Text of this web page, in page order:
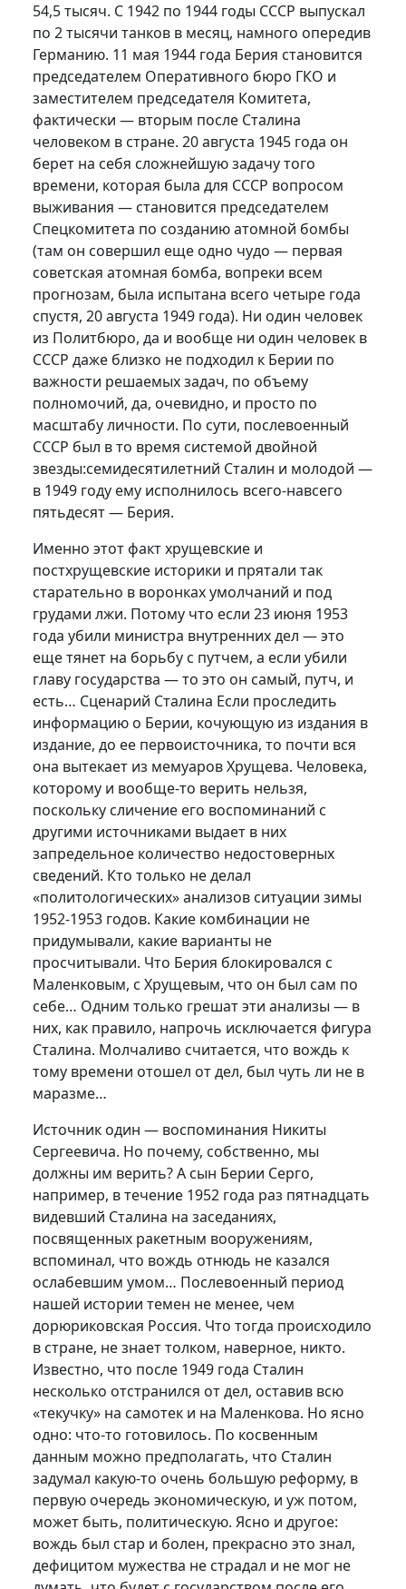
54,5 тысяч. С 1942 по 1944 годы СССР выпускал
по 2 тысячи танков в месяц, намного опередив
Германию. 11 мая 1944 года Берия становится
председателем Оперативного бюро ГКО и
заместителем председателя Комитета,
фактически — вторым после Сталина
человеком в стране. 20 августа 1945 года он
берет на себя сложнейшую задачу того
времени, которая была для СССР вопросом
выживания — становится председателем
Спецкомитета по созданию атомной бомбы
(там он совершил еще одно чудо — первая
советская атомная бомба, вопреки всем
прогнозам, была испытана всего четыре года
спустя, 20 августа 1949 года). Ни один человек
из Политбюро, да и вообще ни один человек в
СССР даже близко не подходил к Берии по
важности решаемых задач, по объему
полномочий, да, очевидно, и просто по
масштабу личности. По сути, послевоенный
СССР был в то время системой двойной
звезды:семидесятилетний Сталин и молодой —
в 1949 году ему исполнилось всего-навсего
пятьдесят — Берия.
Именно этот факт хрущевские и
постхрущевские историки и прятали так
старательно в воронках умолчаний и под
грудами лжи. Потому что если 23 июня 1953
года убили министра внутренних дел — это
еще тянет на борьбу с путчем, а если убили
главу государства — то это он самый, путч, и
есть… Сценарий Сталина Если проследить
информацию о Берии, кочующую из издания в
издание, до ее первоисточника, то почти вся
она вытекает из мемуаров Хрущева. Человека,
которому и вообще-то верить нельзя,
поскольку сличение его воспоминаний с
другими источниками выдает в них
запредельное количество недостоверных
сведений. Кто только не делал
«политологических» анализов ситуации зимы
1952-1953 годов. Какие комбинации не
придумывали, какие варианты не
просчитывали. Что Берия блокировался с
Маленковым, с Хрущевым, что он был сам по
себе… Одним только грешат эти анализы — в
них, как правило, напрочь исключается фигура
Сталина. Молчаливо считается, что вождь к
тому времени отошел от дел, был чуть ли не в
маразме…
Источник один — воспоминания Никиты
Сергеевича. Но почему, собственно, мы
должны им верить? А сын Берии Серго,
например, в течение 1952 года раз пятнадцать
видевший Сталина на заседаниях,
посвященных ракетным вооружениям,
вспоминал, что вождь отнюдь не казался
ослабевшим умом… Послевоенный период
нашей истории темен не менее, чем
дорюриковская Россия. Что тогда происходило
в стране, не знает толком, наверное, никто.
Известно, что после 1949 года Сталин
несколько отстранился от дел, оставив всю
«текучку» на самотек и на Маленкова. Но ясно
одно: что-то готовилось. По косвенным
данным можно предполагать, что Сталин
задумал какую-то очень большую реформу, в
первую очередь экономическую, и уж потом,
может быть, политическую. Ясно и другое:
вождь был стар и болен, прекрасно это знал,
дефицитом мужества не страдал и не мог не